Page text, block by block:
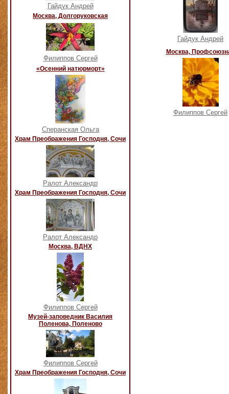
Гайдук Андрей
Москва, Долгоруковская
Филиппов Сергей
«Осенний натюрморт»
Сперанская Ольга
Храм Преображения Господня, Сочи
Ралот Александр
Храм Преображения Господня, Сочи
Ралот Александр
Москва, ВДНХ
Филиппов Сергей
Музей-заповедник Василия
Поленова, Поленово
Филиппов Сергей
Храм Преображения Господня, Сочи
Гайдук Андрей
Москва,
Филиппов Сергей